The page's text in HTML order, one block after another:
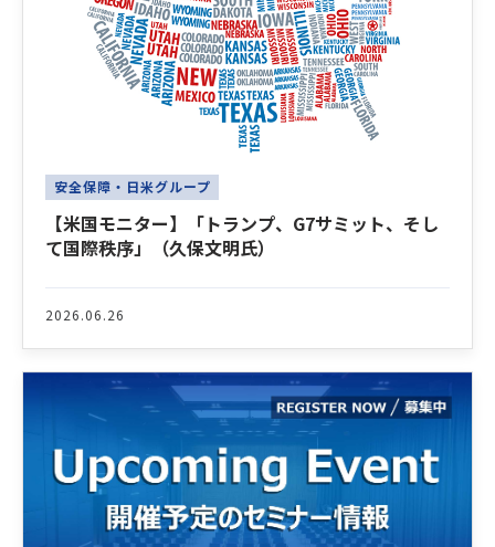
安全保障・日米グループ
【米国モニター】「トランプ、G7サミット、そし
て国際秩序」（久保文明氏）
2026.06.26